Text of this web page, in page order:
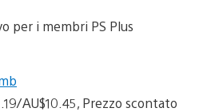
per i membri PS Plus
AU$10.45, Prezzo scontato